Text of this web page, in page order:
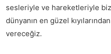
sesleriyle ve hareketleriyle
dünyanın en güzel
vereceğiz.